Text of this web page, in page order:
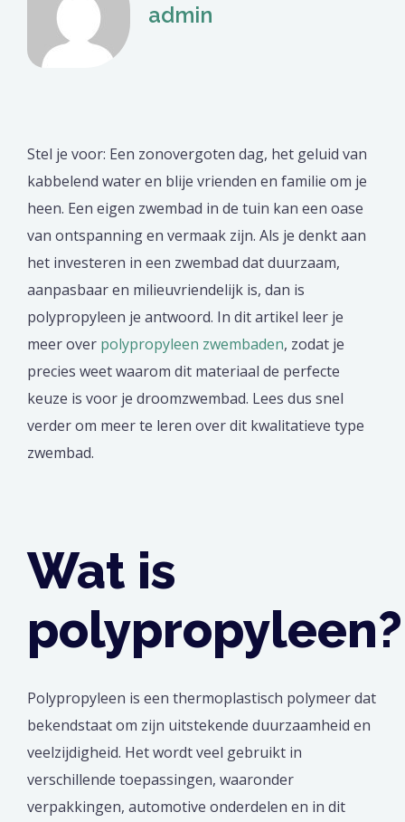
admin
Stel je voor: Een zonovergoten dag, het geluid van
kabbelend water en blije vrienden en familie om je
heen. Een eigen zwembad in de tuin kan een oase
van ontspanning en vermaak zijn. Als je denkt aan
het investeren in een zwembad dat duurzaam,
aanpasbaar en milieuvriendelijk is, dan is
polypropyleen je antwoord. In dit artikel leer je
meer over polypropyleen zwembaden, zodat je
precies weet waarom dit materiaal de perfecte
keuze is voor je droomzwembad. Lees dus snel
verder om meer te leren over dit kwalitatieve type
zwembad.
Wat is
polypropyleen?
Polypropyleen is een thermoplastisch polymeer dat
bekendstaat om zijn uitstekende duurzaamheid en
veelzijdigheid. Het wordt veel gebruikt in
verschillende toepassingen, waaronder
verpakkingen, automotive onderdelen en in dit